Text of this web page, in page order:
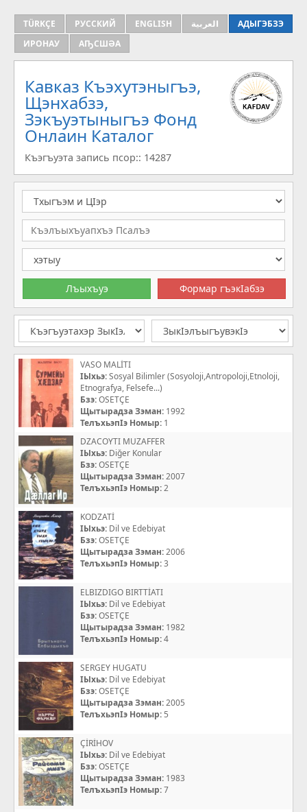
TÜRKÇE РУССКИЙ ENGLISH العربية
АДЫГЭБЗЭ
ИРОНАУ
АҦСШӘА
Кавказ Къэхутэныгъэ,
Щэнхабзэ,
Зэкъуэтыныгъэ Фонд
Онлаин Каталог
Къэгъуэта запись псор:: 14287
VASO MALİTI
IЫхьэ:Sosyal Bilimler (Sosyoloji,Antropoloji,Etnoloji,
Etnografya, Felsefe...)
Бзэ:OSETÇE
Щытырадза Зэман: 1992
ТелъхьэпIэ Номыр: 1
DZACOYTI MUZAFFER
IЫхьэ: Diğer Konular
Бзэ:OSETÇE
Щытырадза Зэман:2007
ТелъхьэпIэ Номыр:2
KODZATİ
IЫхьэ: Dil ve Edebiyat
Бзэ:OSETÇE
Щытырадза Зэман:2006
ТелъхьэпIэ Номыр:3
ELBIZDIGO BIRTTİATI
IЫхьэ: Dil ve Edebiyat
Бзэ:OSETÇE
Щытырадза Зэман: 1982
ТелъхьэпIэ Номыр:4
SERGEY HUGATU
IЫхьэ: Dil ve Edebiyat
Бзэ:OSETÇE
Щытырадза Зэман:2005
ТелъхьэпIэ Номыр: 5
ÇİRİHOV
IЫхьэ: Dil ve Edebiyat
Бзэ:OSETÇE
Щытырадза Зэман: 1983
ТелъхьэпIэ Номыр:7